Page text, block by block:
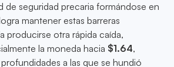
de seguridad precaria formándose en
mantener estas barreras
producirse otra rápida caída,
la moneda hacia $1.64,
a las que se hundió